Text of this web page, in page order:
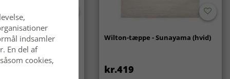
Coastal (creme) Wilton-tæppe - Sunayama (hvid)
kr.419
indsamler
En del af
cookies,